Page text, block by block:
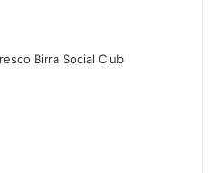
Birra Social Club